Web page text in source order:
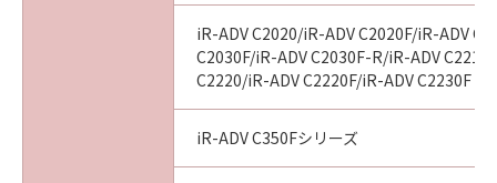
iR-ADV C2020/iR-ADV C2020F/iR-ADV
C2030F/iR-ADV C2030F-R/iR-ADV
C2220/iR-ADV C2220F/iR-ADV C2230F
iR-ADV C350Fシリーズ